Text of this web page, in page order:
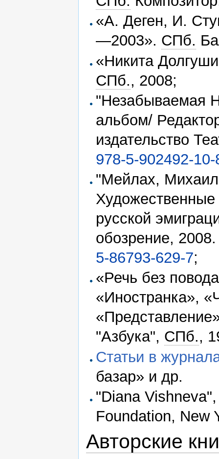
«А. Деген, И.
—2003». СПб.
«Никита
СПб., 2008;
"Незабываемая
альбом/
издательство
978-5-902492-10-
"Мейлах,
русской
обозрение,
5-86793-629-7;
«Речь без
«Иностранка»,
"Азбука", СПб.,
Статьи в
базар» и др.
"Diana
Foundation, New
Авторские